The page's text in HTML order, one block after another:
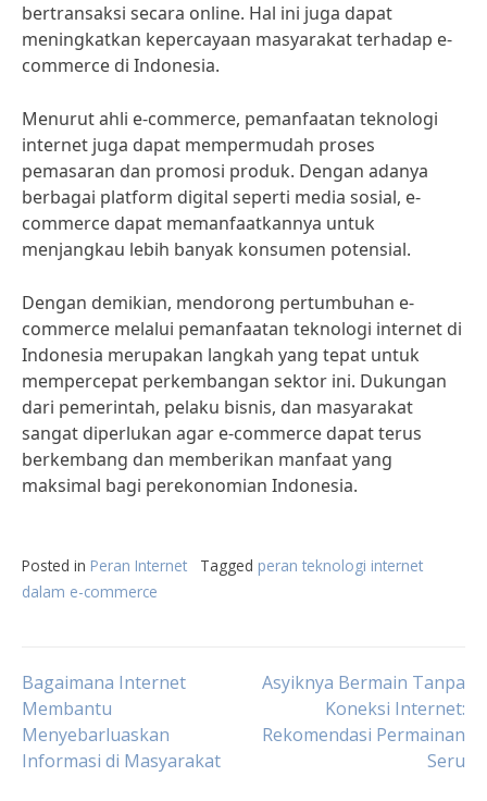
bertransaksi secara online. Hal ini juga dapat
meningkatkan kepercayaan masyarakat terhadap e-
commerce di Indonesia.
Menurut ahli e-commerce, pemanfaatan teknologi
internet juga dapat mempermudah proses
pemasaran dan promosi produk. Dengan adanya
berbagai platform digital seperti media sosial, e-
commerce dapat memanfaatkannya untuk
menjangkau lebih banyak konsumen potensial.
Dengan demikian, mendorong pertumbuhan e-
commerce melalui pemanfaatan teknologi internet di
Indonesia merupakan langkah yang tepat untuk
mempercepat perkembangan sektor ini. Dukungan
dari pemerintah, pelaku bisnis, dan masyarakat
sangat diperlukan agar e-commerce dapat terus
berkembang dan memberikan manfaat yang
maksimal bagi perekonomian Indonesia.
Posted in Peran Internet Tagged peran teknologi internet
dalam e-commerce
Post
navigation
Bagaimana Internet
Membantu
Menyebarluaskan
Informasi di Masyarakat
Asyiknya Bermain Tanpa
Koneksi Internet:
Rekomendasi Permainan
Seru